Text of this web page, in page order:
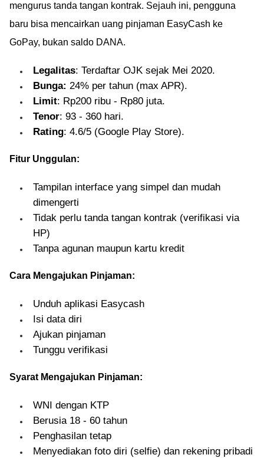
mengurus tanda tangan kontrak. Sejauh ini, pengguna
baru bisa mencairkan uang pinjaman EasyCash ke
GoPay, bukan saldo DANA.
Legalitas: Terdaftar OJK sejak Mei 2020.
Bunga: 24% per tahun (max APR).
Limit: Rp200 ribu - Rp80 juta.
Tenor: 93 - 360 hari.
Rating: 4.6/5 (Google Play Store).
Fitur Unggulan:
Tampilan interface yang simpel dan mudah
dimengerti
Tidak perlu tanda tangan kontrak (verifikasi via
HP)
Tanpa agunan maupun kartu kredit
Cara Mengajukan Pinjaman:
Unduh aplikasi Easycash
Isi data diri
Ajukan pinjaman
Tunggu verifikasi
Syarat Mengajukan Pinjaman:
WNI dengan KTP
Berusia 18 - 60 tahun
Penghasilan tetap
Menyediakan foto diri (selfie) dan rekening pribadi